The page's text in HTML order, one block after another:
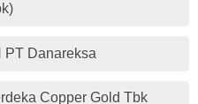
PT Danareksa
Copper Gold Tbk